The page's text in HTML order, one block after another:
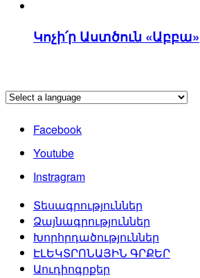
Կոչի՛ր Աստծուն «Աբբա»
Facebook
Youtube
Instragram
Տեսագրություններ
Ձայնագրություններ
Խորհրդածություններ
ԷԼԵԿՏՐՈՆԱՅԻՆ ԳՐՔԵՐ
Աուդիոգրքեր